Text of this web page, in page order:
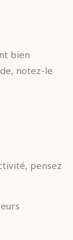
bien
notez-le
pensez